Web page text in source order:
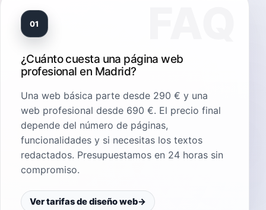
01
¿Cuánto cuesta una página web
profesional en Madrid?
Una web básica parte desde 290 € y una
web profesional desde 690 €. El precio final
depende del número de páginas,
funcionalidades y si necesitas los textos
redactados. Presupuestamos en 24 horas sin
compromiso.
Ver tarifas de diseño web→